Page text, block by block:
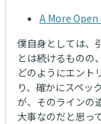
A More
僕自身としては、
とは続けるものの
どのようにエント
り、確かにスペッ
が、そのラインの
大事なのだと思っ